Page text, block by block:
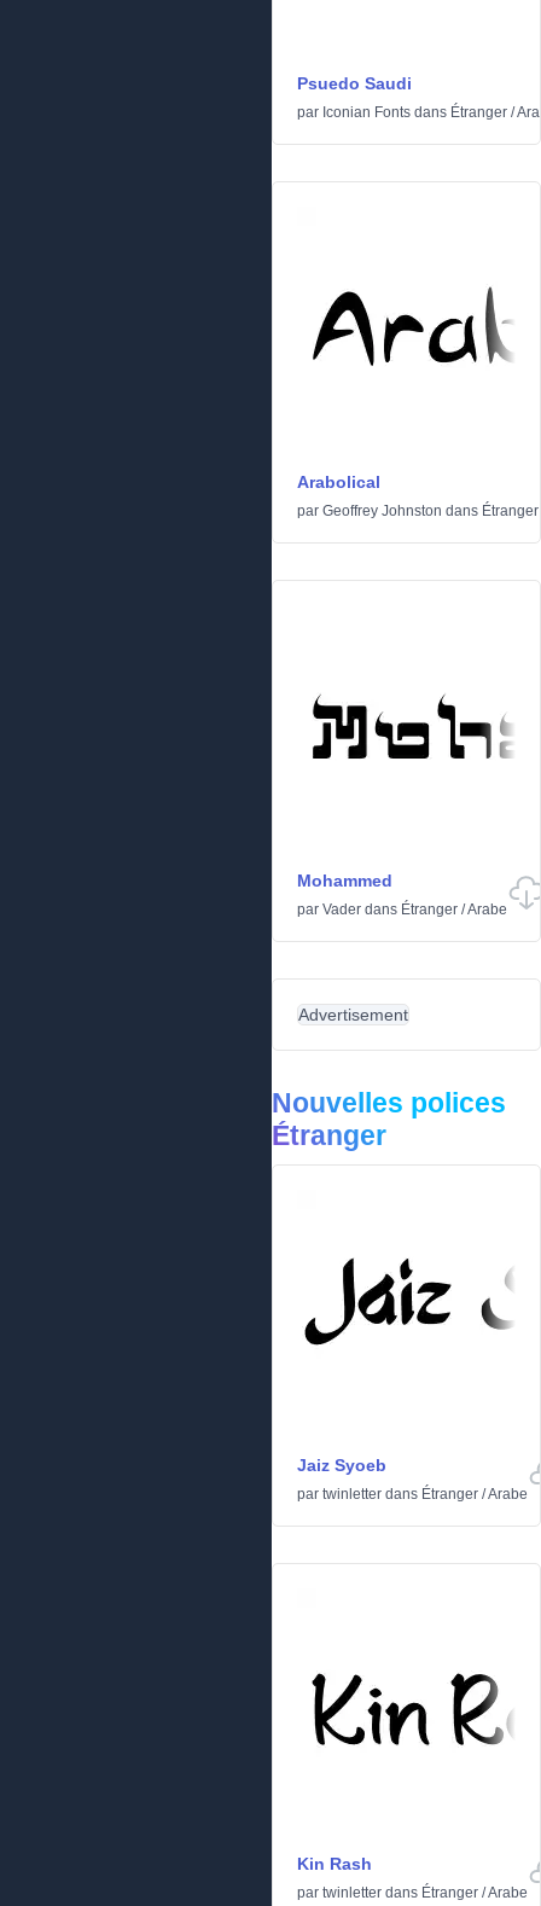
Psuedo Saudi
par Iconian Fonts dans Étranger /
Arabolical
par Geoffrey Johnston dans Étranger
Mohammed
par Vader dans Étranger /Arabe
Advertisement
Nouvelles polices
Étranger
Jaiz Syoeb
par twinletter dans Étranger /Arabe
Kin Rash
par twinletter dans Étranger /Arabe